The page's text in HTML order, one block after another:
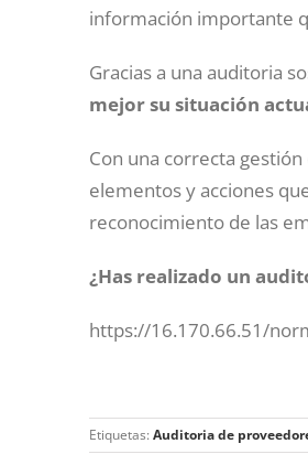
información importante
Gracias a una auditoria
mejor su situación
Con una correcta
elementos y acciones
reconocimiento de las
¿Has realizado un
https://16.170.66.51/
Etiquetas: Auditoria de